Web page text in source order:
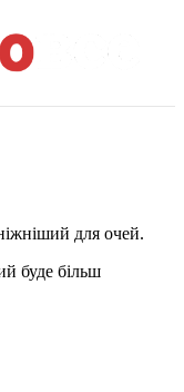
для очей.
буде більш